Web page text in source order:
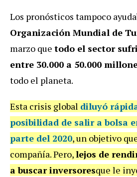
Los pronósticos tampoco
Organización Mundial de
marzo que todo el sector
entre 30.000 a 50.000
todo el planeta.
Esta crisis global diluyó
posibilidad de salir a bolsa
parte del 2020, un objetivo
compañía. Pero,lejos de
a buscar inversoresque le